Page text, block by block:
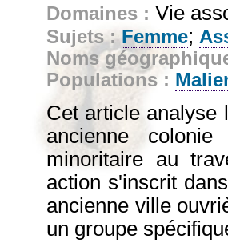
Domaines : Vie
Sujets :Femme;
Noms
Populations :
Cet article analyse
ancienne
minoritaire au
action s'inscrit
ancienne ville
un groupe